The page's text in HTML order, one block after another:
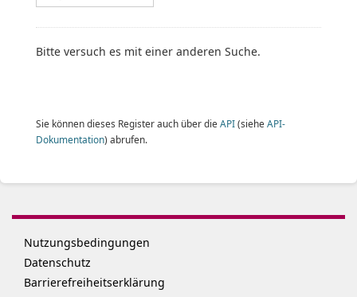
Bitte versuch es mit einer anderen Suche.
Sie können dieses Register auch über die API(siehe API-
Dokumentation) abrufen.
Nutzungsbedingungen
Datenschutz
Barrierefreiheitserklärung